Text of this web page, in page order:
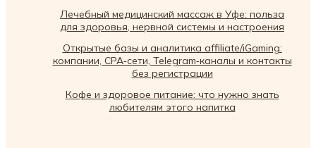
Лечебный медицинский массаж в Уфе: польза
для здоровья, нервной системы и настроения
Открытые базы и аналитика affiliate/iGaming:
компании, CPA‑сети, Telegram‑каналы и контакты
без регистрации
Кофе и здоровое питание: что нужно знать
любителям этого напитка